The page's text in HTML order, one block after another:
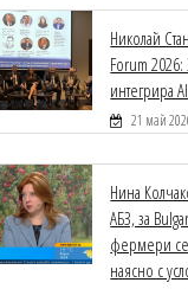
Николай
Forum 2026:
интегрира
21 май
Нина
АБЗ, за
фермери се
наясно с